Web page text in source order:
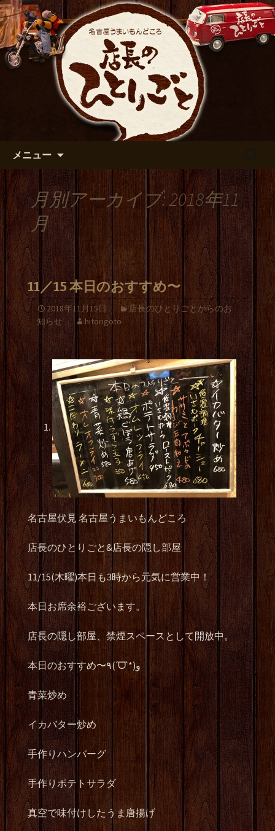
名古屋市伏見の居酒屋【店長の
ひとりごと】のブログ
出張や観光に名古屋めしがおすすめで
す
メニュー
月別アーカイブ: 2018年11
月
11／15 本日のおすすめ〜
2018年11月15日
店長のひとりごとからのお
知らせ
hitorigoto
名古屋伏見 名古屋うまいもんどころ
店長のひとりごと&店長の隠し部屋
11/15(木曜)本日も3時から元気に営業中！
本日お席余裕ございます。
店長の隠し部屋、禁煙スペースとして開放中。
本日のおすすめ〜٩(ˊᗜˋ*)و
青菜炒め
イカバター炒め
手作りハンバーグ
手作りポテトサラダ
真空で味付けしたうま唐揚げ